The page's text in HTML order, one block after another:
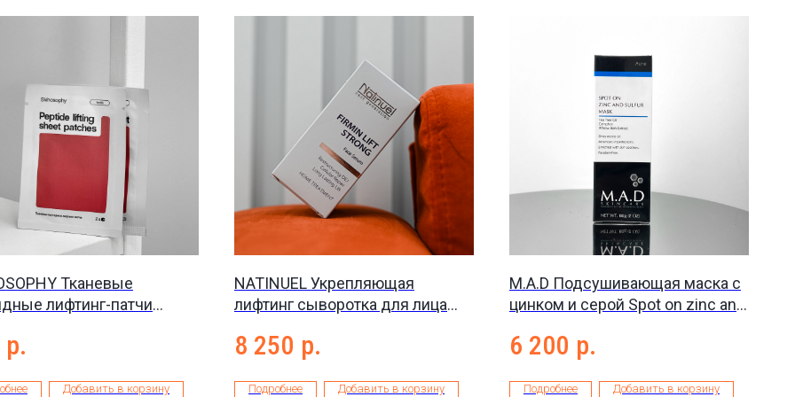
Тканевые
лифтинг-патчи
р.
Добавить в корзину
NATINUEL Укрепляющая
лифтинг сыворотка для лица
8 250 р.
Подробнее Добавить в корзину
M.A.D Подсушивающая маска с
цинком и серой Spot on zinc and
6 200 р.
Подробнее Добавить в корзину